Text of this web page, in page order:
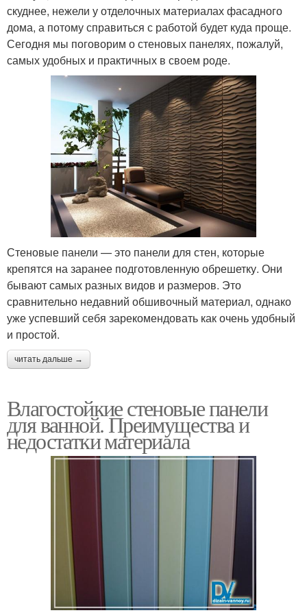
скуднее, нежели у отделочных материалах фасадного
дома, а потому справиться с работой будет куда проще.
Сегодня мы поговорим о стеновых панелях, пожалуй,
самых удобных и практичных в своем роде.
Стеновые панели — это панели для стен, которые
крепятся на заранее подготовленную обрешетку. Они
бывают самых разных видов и размеров. Это
сравнительно недавний обшивочный материал, однако
уже успевший себя зарекомендовать как очень удобный
и простой.
читать дальше →
Влагостойкие стеновые панели
для ванной. Преимущества и
недостатки материала